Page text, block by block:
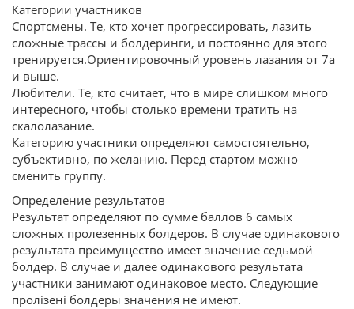
Категории участников
Спортсмены. Те, кто хочет прогрессировать, лазить
сложные трассы и болдеринги, и постоянно для этого
тренируется.Ориентировочный уровень лазания от 7а
и выше.
Любители. Те, кто считает, что в мире слишком много
интересного, чтобы столько времени тратить на
скалолазание.
Категорию участники определяют самостоятельно,
субъективно, по желанию. Перед стартом можно
сменить группу.
Определение результатов
Результат определяют по сумме баллов 6 самых
сложных пролезенных болдеров. В случае одинакового
результата преимущество имеет значение седьмой
болдер. В случае и далее одинакового результата
участники занимают одинаковое место. Следующие
пролізені болдеры значения не имеют.